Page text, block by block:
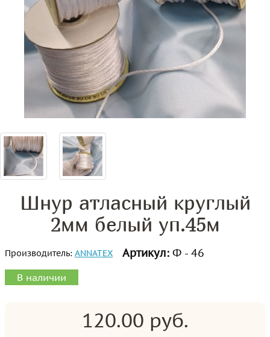
Шнур атласный круглый
2мм белый уп.45м
Производитель: ANNATEX Артикул: Ф - 46
В наличии
120.00 руб.